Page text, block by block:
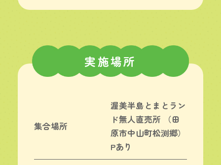
実施場所
集合場所
渥美半島とまとラン
ド無人直売所 （田
原市中山町松渕郷）
Pあり